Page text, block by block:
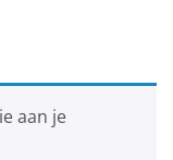
aan je